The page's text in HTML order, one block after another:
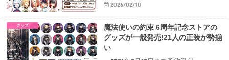
2026/02/10
グッズ
魔法使いの約束 6周年記念ストアの
グッズが一般発売!21人の正装が勢揃
い